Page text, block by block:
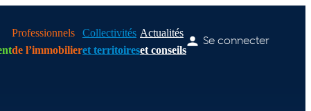
Professionnels
de l’immobilier
Collectivités
et territoires
Actualités
et conseils
Se connecter